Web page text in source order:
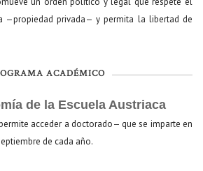
—propiedad privada— y permita la libertad de
ACADÉMICO
de la Escuela Austriaca
acceder a doctorado— que se imparte en
de cada año.